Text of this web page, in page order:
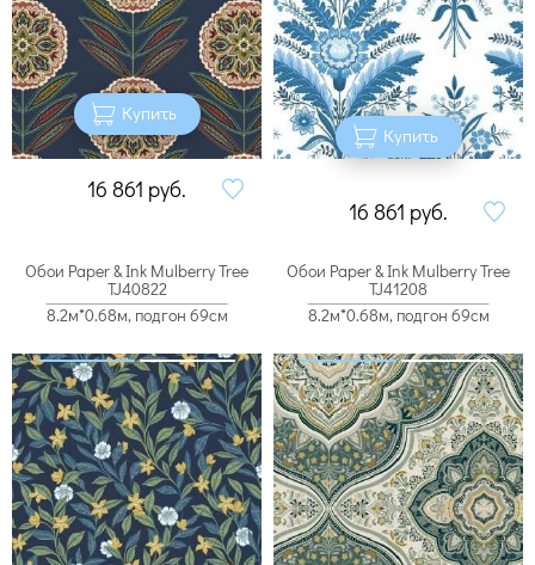
Купить
16 861 руб.
Купить
16 861 руб.
Обои Paper & Ink Mulberry Tree
TJ40822
8.2м*0.68м, подгон 69см
Обои Paper & Ink Mulberry Tree
TJ41208
8.2м*0.68м, подгон 69см